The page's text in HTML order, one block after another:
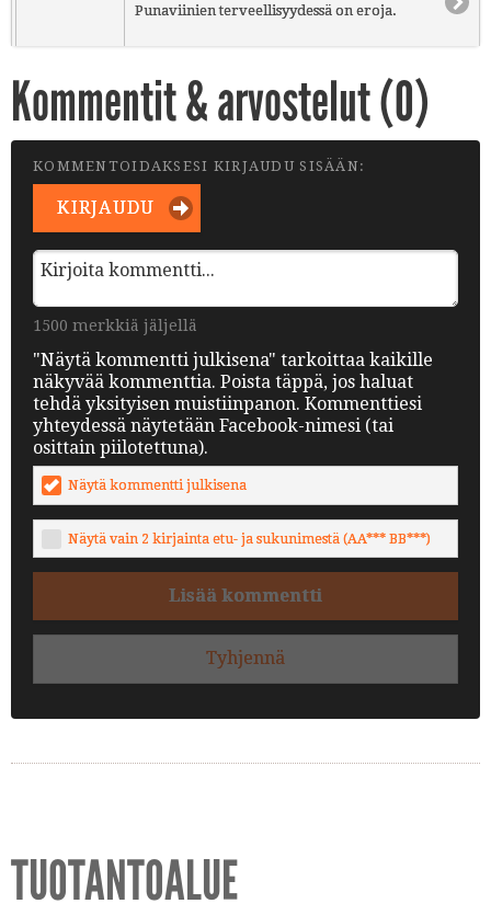
Punaviinien terveellisyydessä on eroja.
Kommentit & arvostelut (0)
KOMMENTOIDAKSESI KIRJAUDU SISÄÄN:
KIRJAUDU
1500 merkkiä jäljellä
"Näytä kommentti julkisena" tarkoittaa kaikille
näkyvää kommenttia. Poista täppä, jos haluat
tehdä yksityisen muistiinpanon. Kommenttiesi
yhteydessä näytetään Facebook-nimesi (tai
osittain piilotettuna).
Näytä kommentti julkisena
Näytä vain 2 kirjainta etu- ja sukunimestä (AA*** BB***)
Lisää kommentti
Tyhjennä
TUOTANTOALUE